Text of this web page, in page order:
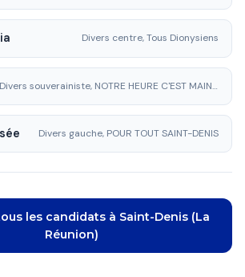
Divers centre, Tous Dionysiens
Divers souverainiste, NOTRE HEURE C'EST MAINTENANT !
Divers gauche, POUR TOUT SAINT-DENIS
les candidats à Saint-Denis (La
Réunion)